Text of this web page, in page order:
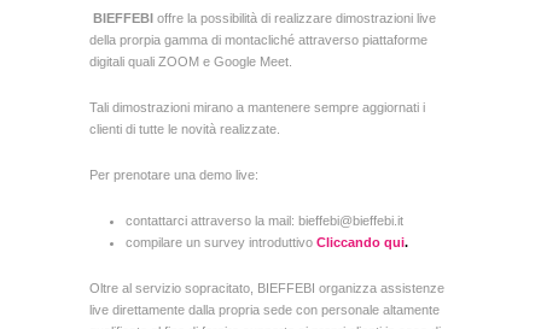
BIEFFEBI offre la possibilità di realizzare dimostrazioni live
della prorpia gamma di montacliché attraverso piattaforme
digitali quali ZOOM e Google Meet.
Tali dimostrazioni mirano a mantenere sempre aggiornati i
clienti di tutte le novità realizzate.
Per prenotare una demo live:
contattarci attraverso la mail: bieffebi@bieffebi.it
compilare un survey introduttivo Cliccando qui.
Oltre al servizio sopracitato, BIEFFEBI organizza assistenze
live direttamente dalla propria sede con personale altamente